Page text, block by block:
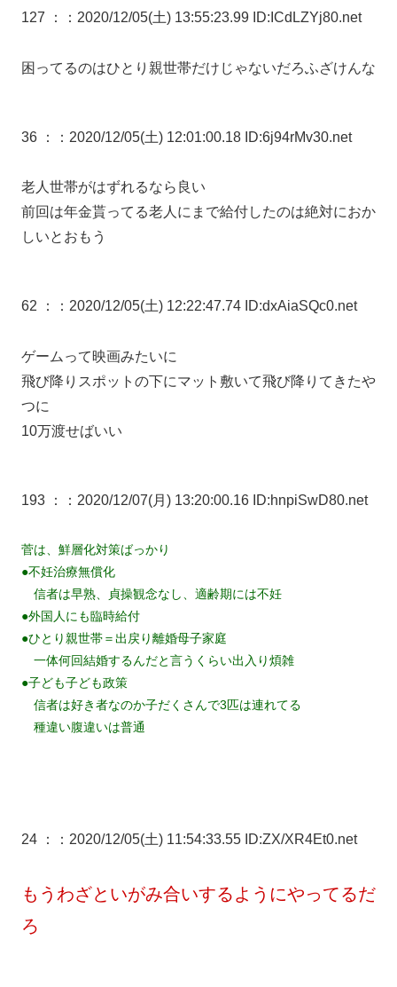
127 ： ：2020/12/05(土) 13:55:23.99 ID:ICdLZYj80.net
困ってるのはひとり親世帯だけじゃないだろふざけんな
36 ： ：2020/12/05(土) 12:01:00.18 ID:6j94rMv30.net
老人世帯がはずれるなら良い
前回は年金貰ってる老人にまで給付したのは絶対におか
しいとおもう
62 ： ：2020/12/05(土) 12:22:47.74 ID:dxAiaSQc0.net
ゲームって映画みたいに
飛び降りスポットの下にマット敷いて飛び降りてきたや
つに
10万渡せばいい
193 ： ：2020/12/07(月) 13:20:00.16 ID:hnpiSwD80.net
菅は、鮮層化対策ばっかり
●不妊治療無償化
信者は早熟、貞操観念なし、適齢期には不妊
●外国人にも臨時給付
●ひとり親世帯＝出戻り離婚母子家庭
一体何回結婚するんだと言うくらい出入り煩雑
●子ども子ども政策
信者は好き者なのか子だくさんで3匹は連れてる
種違い腹違いは普通
24 ： ：2020/12/05(土) 11:54:33.55 ID:ZX/XR4Et0.net
もうわざといがみ合いするようにやってるだ
ろ